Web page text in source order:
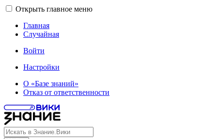
Открыть главное меню
Главная
Случайная
Войти
Настройки
О «Базе знаний»
Отказ от ответственности